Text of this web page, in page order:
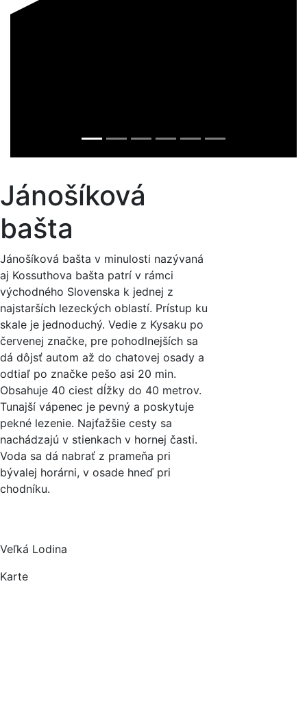
Jánošíková
bašta
Jánošíková bašta v minulosti nazývaná
aj Kossuthova bašta patrí v rámci
východného Slovenska k jednej z
najstarších lezeckých oblastí. Prístup ku
skale je jednoduchý. Vedie z Kysaku po
červenej značke, pre pohodlnejších sa
dá dôjsť autom až do chatovej osady a
odtiaľ po značke pešo asi 20 min.
Obsahuje 40 ciest dĺžky do 40 metrov.
Tunajší vápenec je pevný a poskytuje
pekné lezenie. Najťažšie cesty sa
nachádzajú v stienkach v hornej časti.
Voda sa dá nabrať z prameňa pri
bývalej horárni, v osade hneď pri
chodníku.
Veľká Lodina
Karte